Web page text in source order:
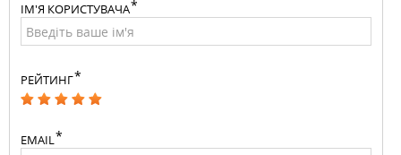
ІМ'Я КОРИСТУВАЧА
РЕЙТИНГ
EMAIL